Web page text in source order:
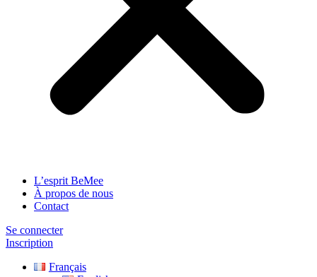
L’esprit BeMee
À propos de nous
Contact
Se connecter
Inscription
Français